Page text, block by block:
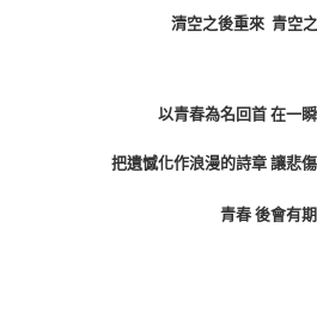
清空之後重來 青空
以青春為名回首 在一
把遺憾化作浪漫的詩章 讓悲
青春 後會有期